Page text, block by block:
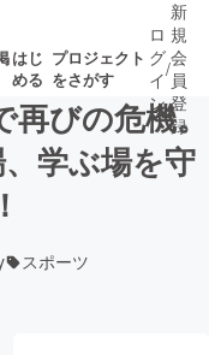
はじ
める
プロジェクト
をさがす
了が近いプ
ロ
グ
イ
ン
/
新
規
会
員
登
録
びの危機。
学ぶ場を守
スポーツ